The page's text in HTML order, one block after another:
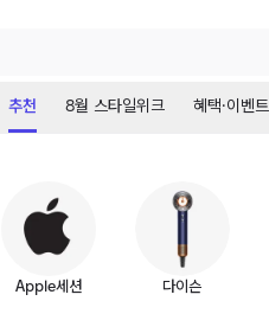
추천 8월 스타일위크 혜택·이벤트
Apple세션 다이슨